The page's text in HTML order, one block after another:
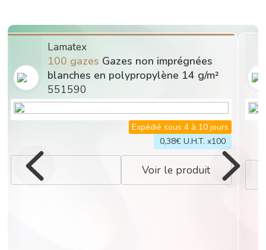
Lamatex
100 gazesGazes non imprégnées
blanches en polypropylène 14 g/m²
551590
Expédié sous 4 à 10 jours
0,38€ U.H.T. x100
Voir le produit